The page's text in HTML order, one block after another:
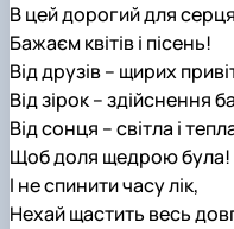
В цей дорогий для
Бажаєм квітів і пісень!
Від друзів – щирих
Від зірок – здійснення
Від сонця – світла і
Щоб доля щедрою була!
І не спинити часу лік,
Нехай щастить весь